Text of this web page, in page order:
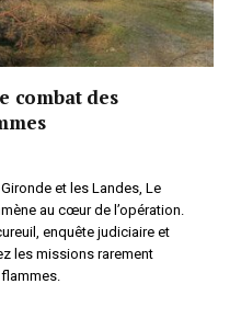
combat des
et les Landes, Le
au cœur de l’opération.
enquête judiciaire et
les missions rarement